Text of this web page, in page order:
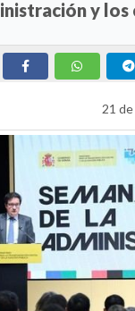
y los
21